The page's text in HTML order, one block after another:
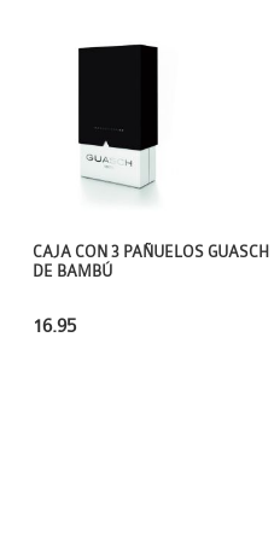
CAJA CON 3 PAÑUELOS GUASCH
DE BAMBÚ
16.95